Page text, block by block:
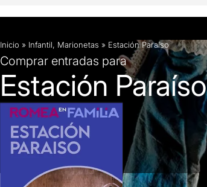
Inicio » Infantil, Marionetas » Estación Paraíso
Comprar entradas para
Estación Paraíso